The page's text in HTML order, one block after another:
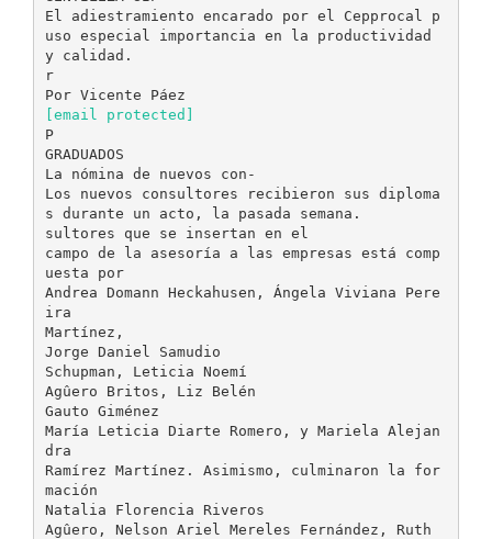
El adiestramiento encarado por el Cepprocal p
uso especial importancia en la productividad
y calidad.
r
[email protected]
P
GRADUADOS
La nómina de nuevos con-
Los nuevos consultores recibieron sus diploma
s durante un acto, la pasada semana.
sultores que se insertan en el
campo de la asesoría a las empresas está comp
uesta por
Andrea Domann Heckahusen, Ángela Viviana Pere
ira
Martínez,
Jorge Daniel Samudio
Schupman, Leticia Noemí
Agûero Britos, Liz Belén
Gauto Giménez
María Leticia Diarte Romero, y Mariela Alejan
dra
Ramírez Martínez. Asimismo, culminaron la for
mación
Natalia Florencia Riveros
Agûero, Nelson Ariel Mereles Fernández, Ruth